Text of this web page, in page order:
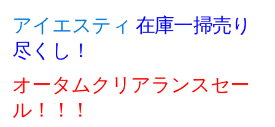
アイエスティ 在庫一掃売り
尽くし！
オータムクリアランスセー
ル！！！